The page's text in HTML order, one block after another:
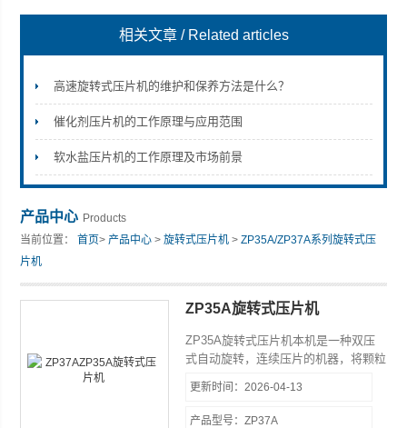
上海天和制药机械有限公司
相关文章 / Related articles
高速旋转式压片机的维护和保养方法是什么？
催化剂压片机的工作原理与应用范围
软水盐压片机的工作原理及市场前景
产品中心 Products
当前位置：首页>产品中心 >旋转式压片机 >ZP35A/ZP37A系列旋转式压
片机
ZP35A旋转式压片机
ZP35A旋转式压片机本机是一种双压
式自动旋转，连续压片的机器，将颗粒
药工业的片剂生产，同时适用于化工、
食品、电子等工业部门。
更新时间：2026-04-13
产品型号：ZP37A